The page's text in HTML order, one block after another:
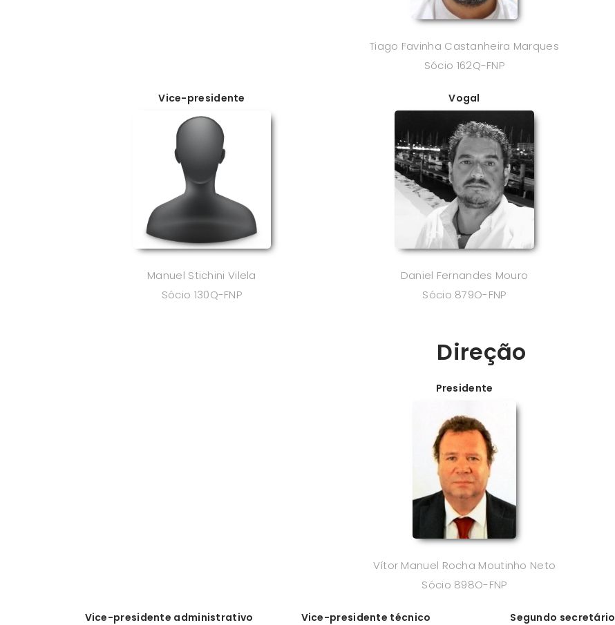
Tiago Favinha Castanheira Marques
Sócio 162Q-FNP
Vice-presidente
Manuel Stichini Vilela
Sócio 130Q-FNP
Vogal
Daniel Fernandes Mouro
Sócio 879O-FNP
Direção
Presidente
Vítor Manuel Rocha Moutinho Neto
Sócio 898O-FNP
Vice-presidente administrativo Vice-presidente técnico Segundo secretário